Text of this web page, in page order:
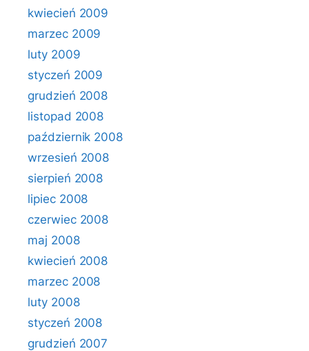
kwiecień 2009
marzec 2009
luty 2009
styczeń 2009
grudzień 2008
listopad 2008
październik 2008
wrzesień 2008
sierpień 2008
lipiec 2008
czerwiec 2008
maj 2008
kwiecień 2008
marzec 2008
luty 2008
styczeń 2008
grudzień 2007